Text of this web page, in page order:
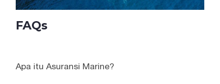
FAQs
Apa itu Asuransi Marine?